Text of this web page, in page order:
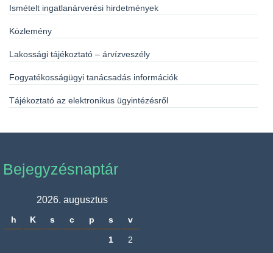
Ismételt ingatlanárverési hirdetmények
Közlemény
Lakossági tájékoztató – árvízveszély
Fogyatékosságügyi tanácsadás információk
Tájékoztató az elektronikus ügyintézésről
Bejegyzésnaptár
2026. augusztus
h K s c p s v
1
2